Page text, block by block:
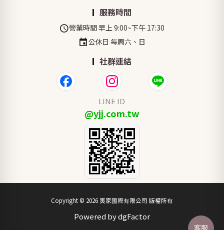
服務時間
營業時間 早上 9:00~下午 17:30
公休日 每周六、日
社群連結
LINE ID
@yjj.com.tw
Copyright © 2026 寅家國際有限公司 版權所有
Powered by dgFactor
客服